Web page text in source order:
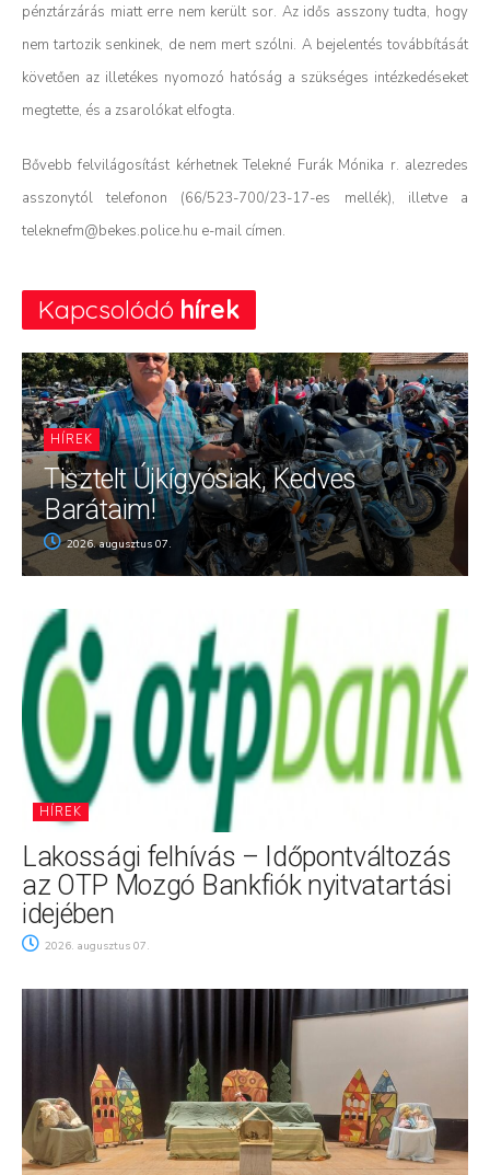
pénztárzárás miatt erre nem került sor. Az idős asszony tudta, hogy
nem tartozik senkinek, de nem mert szólni. A bejelentés továbbítását
követően az illetékes nyomozó hatóság a szükséges intézkedéseket
megtette, és a zsarolókat elfogta.
Bővebb felvilágosítást kérhetnek Telekné Furák Mónika r. alezredes
asszonytól telefonon (66/523-700/23-17-es mellék), illetve a
teleknefm@bekes.police.hu e-mail címen.
Kapcsolódó hírek
HÍREK
Tisztelt Újkígyósiak, Kedves
Barátaim!
2026. augusztus 07.
HÍREK
Lakossági felhívás – Időpontváltozás
az OTP Mozgó Bankfiók nyitvatartási
idejében
2026. augusztus 07.